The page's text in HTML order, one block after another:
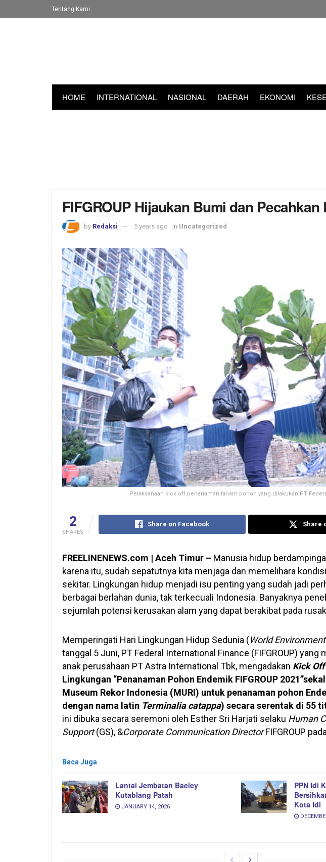
Tentang Kami
HOME INTERNATIONAL NASIONAL DAERAH EKONOMI
FIFGROUP Hijaukan Bumi dan Pecahkan
by Redaksi 5 years ago in Uncategorized
Pelaksanaan kick off penanaman tanam pohon yang dilakukan PT
2
SHARES
Share on Facebook Share
FREELINENEWS.com | Aceh Timur – Manusia hidup
karena itu, sudah sepatutnya kita menjaga dan memelihara
sekitar. Lingkungan hidup menjadi isu penting yang sudah jadi
berbagai berlahan dunia, tak terkecuali Indonesia. Banyaknya
sejumlah potensi kerusakan alam yang dapat berakibat pada
Memperingati Hari Lingkungan Hidup Sedunia (World
tanggal 5 Juni, PT Federal International Finance (FIFGROUP) yang
anak perusahaan PT Astra International Tbk, mengadakan Kick Off
Lingkungan “Penanaman Pohon Endemik FIFGROUP
Museum Rekor Indonesia (MURI) untuk penanaman pohon
dengan nama latin Terminalia catappa) secara serentak di 55
ini dibuka secara seremoni oleh Esther Sri Harjati selaku Human
Support(GS), &Corporate Communication DirectorFIFGROUP
Baca Juga
Lantai Jembatan Baeley
Kutablang Patah
JANUARY 14, 2026
PPN Idi
Kota Idi